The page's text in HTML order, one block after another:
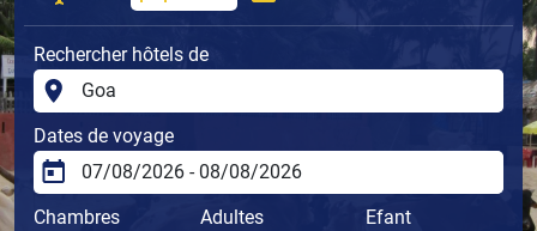
Rechercher hôtels de
Dates de voyage
Chambres Adultes Efant